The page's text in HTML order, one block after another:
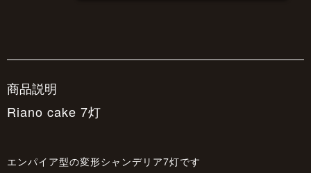
商品説明
Riano cake 7灯
エンパイア型の変形シャンデリア7灯です